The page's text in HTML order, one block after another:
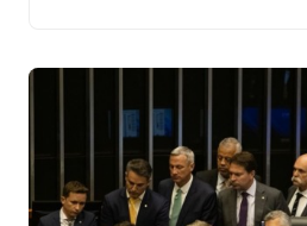
juventude é a força das